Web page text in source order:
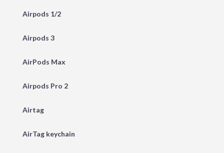
Airpods 1/2
Airpods 3
AirPods Max
Airpods Pro 2
Airtag
AirTag keychain